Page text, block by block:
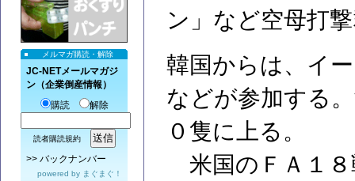
メルマガ購読・解除
JC-NETメールマガジ
ン（企業倒産情報）
購読
解除
読者購読規約
>> バックナンバー
powered by まぐまぐ！
ン」など空母打
韓国からは、イ
などが参加する
０隻に上る。
米国のＦＡ１８